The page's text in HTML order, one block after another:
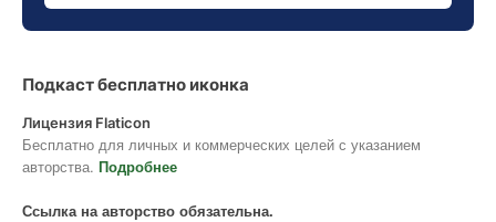
Подкаст бесплатно иконка
Лицензия Flaticon
Бесплатно для личных и коммерческих целей с указанием
авторства. Подробнее
Ссылка на авторство обязательна.